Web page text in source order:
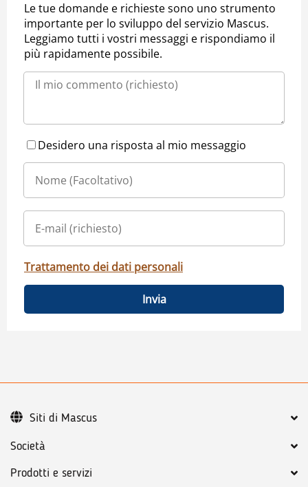
Le tue domande e richieste sono uno strumento
importante per lo sviluppo del servizio Mascus.
Leggiamo tutti i vostri messaggi e rispondiamo il
più rapidamente possibile.
Desidero una risposta al mio messaggio
Trattamento dei dati personali
Invia
Società
Prodotti e servizi
Siti di Mascus